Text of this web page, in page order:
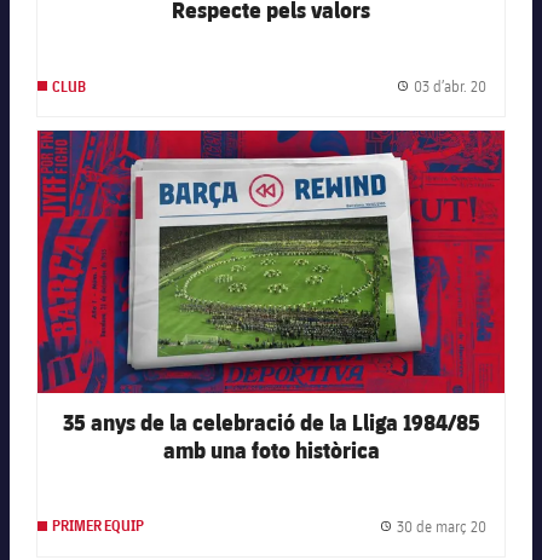
Respecte pels valors
CLUB Data de
03 d’abr. 20
FC Barcelona club badge
35 anys de la celebració de la Lliga 1984/85
amb una foto històrica
PRIMER EQUIP Data de
30 de març 20